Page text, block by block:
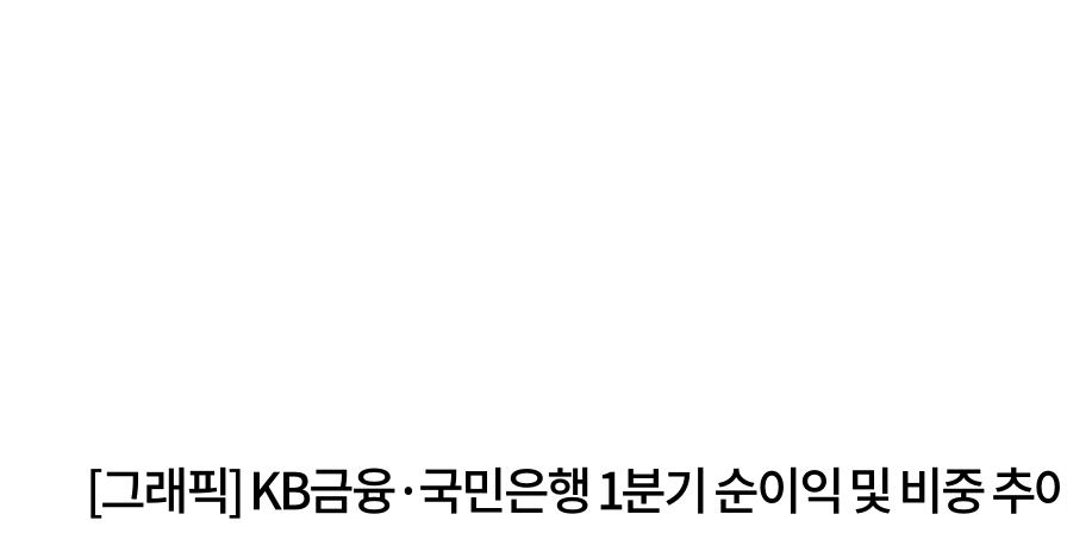
[그래픽] KB금융·국민은행 1분기 순이익 및 비중 추